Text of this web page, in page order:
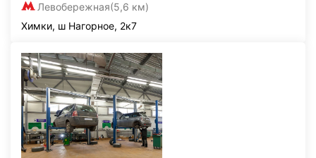
Левобережная(5,6 км)
Химки, ш Нагорное, 2к7